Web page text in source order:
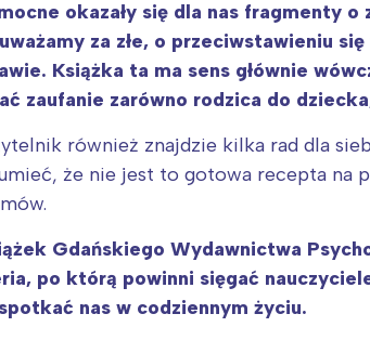
okazały się dla nas fragmenty o
za złe, o przeciwstawieniu
Książka ta ma sens głównie
zaufanie zarówno rodzica do
również znajdzie kilka rad dla
że nie jest to gotowa recepta na
Gdańskiego Wydawnictwa
po którą powinni sięgać
nas w codziennym życiu.
mnie wydarzenia z
Śląsk
Kraków
Południe